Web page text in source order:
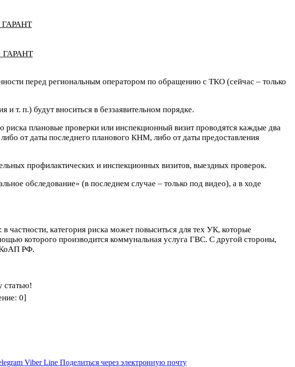
ГАРАНТ
ГАРАНТ
перед региональным оператором по обращению с ТКО (сейчас – только
т. п.) будут вноситься в беззаявительном порядке.
плановые проверки или инспекционный визит проводятся каждые два
от даты последнего планового КНМ, либо от даты предоставления
профилактических и инспекционных визитов, выездных проверок.
обследование» (в последнем случае – только под видео), а в ходе
частности, категория риска может повыситься для тех УК, которые
которого производится коммунальная услуга ГВС. С другой стороны,
КоАП РФ.
статью!
0]
Viber Line Поделиться через электронную почту